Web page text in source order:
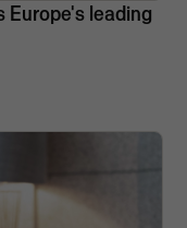
Europe's leading